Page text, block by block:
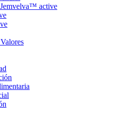
active